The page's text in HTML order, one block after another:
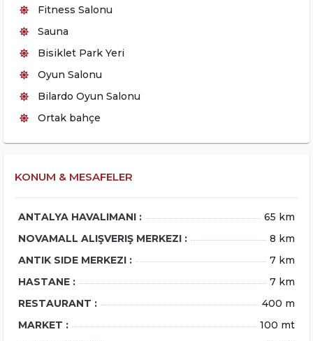
Fitness Salonu
Sauna
Bisiklet Park Yeri
Oyun Salonu
Bilardo Oyun Salonu
Ortak bahçe
KONUM & MESAFELER
ANTALYA HAVALIMANI :
65 km
NOVAMALL ALIŞVERIŞ MERKEZI :
8 km
ANTIK SIDE MERKEZI :
7 km
HASTANE :
7 km
RESTAURANT :
400 m
MARKET :
100 mt